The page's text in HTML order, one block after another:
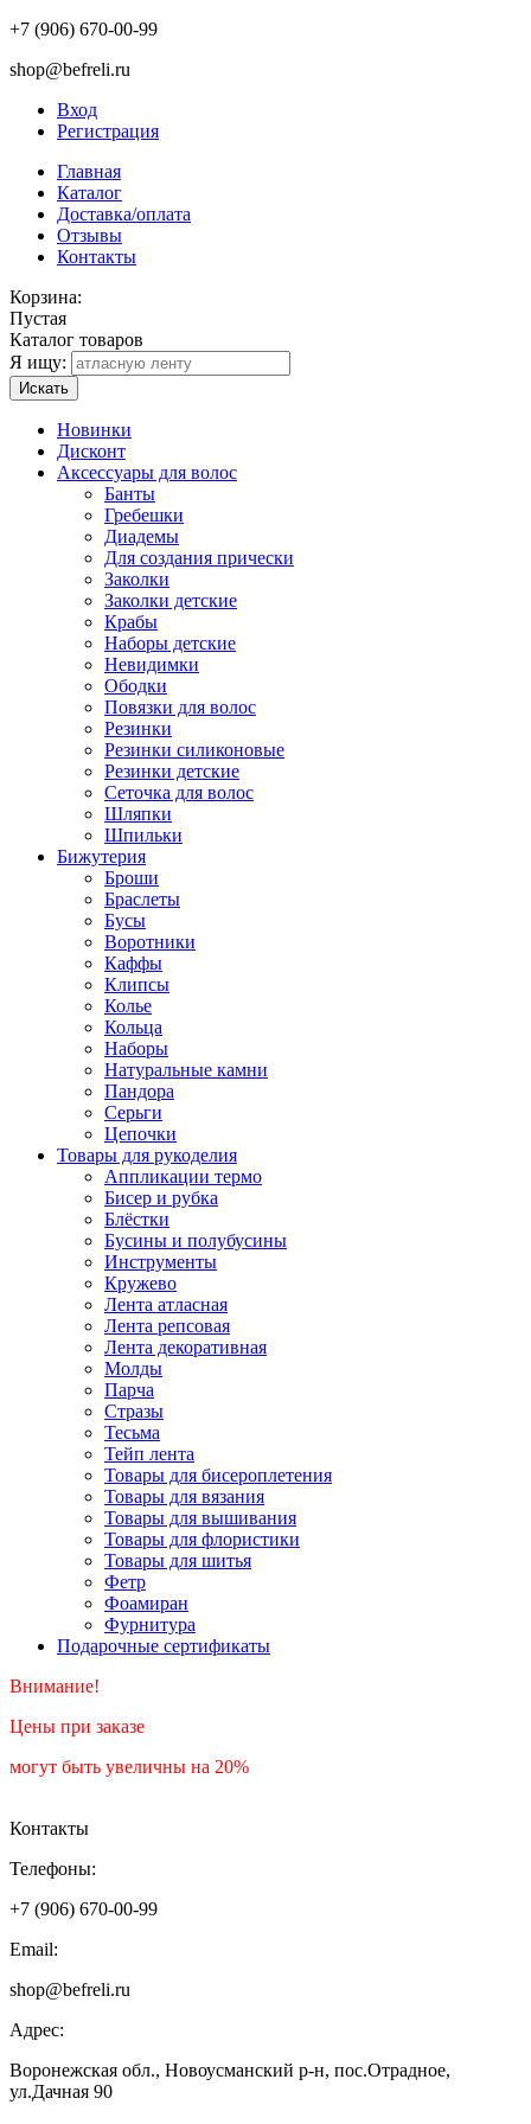
+7 (906) 670-00-99
shop@befreli.ru
Вход
Регистрация
Главная
Каталог
Доставка/оплата
Отзывы
Контакты
Корзина:
Пустая
Каталог товаров
Я ищу:
Искать
Новинки
Дисконт
Аксессуары для волос
Банты
Гребешки
Диадемы
Для создания прически
Заколки
Заколки детские
Крабы
Наборы детские
Невидимки
Ободки
Повязки для волос
Резинки
Резинки силиконовые
Резинки детские
Сеточка для волос
Шляпки
Шпильки
Бижутерия
Броши
Браслеты
Бусы
Воротники
Каффы
Клипсы
Колье
Кольца
Наборы
Натуральные камни
Пандора
Серьги
Цепочки
Товары для рукоделия
Аппликации термо
Бисер и рубка
Блёстки
Бусины и полубусины
Инструменты
Кружево
Лента атласная
Лента репсовая
Лента декоративная
Молды
Парча
Стразы
Тесьма
Тейп лента
Товары для бисероплетения
Товары для вязания
Товары для вышивания
Товары для флористики
Товары для шитья
Фетр
Фоамиран
Фурнитура
Подарочные сертификаты
Внимание!
Цены при заказе
могут быть увеличны на 20%
Контакты
Телефоны:
+7 (906) 670-00-99
Email:
shop@befreli.ru
Адрес:
Воронежская обл., Новоусманский р-н, пос.Отрадное,
ул.Дачная 90